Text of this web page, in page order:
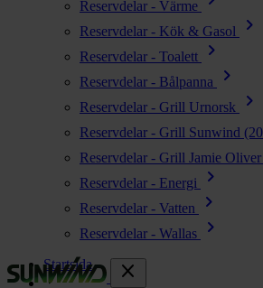
Reservdelar - Värme
Reservdelar - Kök & Gasol chevron_right
Reservdelar - Toalett chevron_right
Reservdelar - Bålpanna chevron_right
Reservdelar - Grill Urnorsk chevron_right
Reservdelar - Grill Sunwind
Reservdelar - Grill Jamie Oliver
Reservdelar - Energi chevron_right
Reservdelar - Vatten chevron_right
Reservdelar - Wallas
chevron_right
close
Startsida